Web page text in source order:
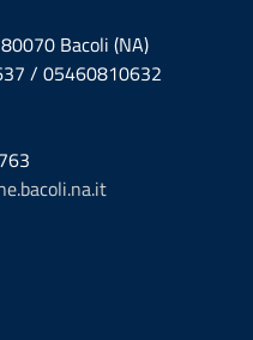
Bacoli (NA)
/ 05460810632